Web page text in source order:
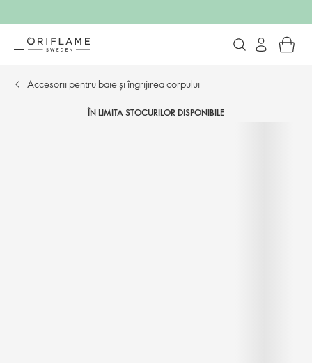
Accesorii pentru baie și îngrijirea corpului
ÎN LIMITA STOCURILOR DISPONIBILE